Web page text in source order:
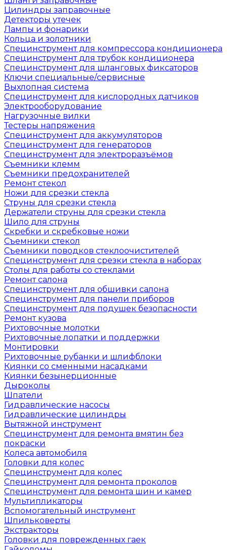
Цилиндры заправочные
Детекторы утечек
Лампы и фонарики
Кольца и золотники
Специнструмент для компрессора кондиционера
Специнструмент для трубок кондиционера
Специнструмент для шланговых фиксаторов
Ключи специальные/сервисные
Выхлопная система
Специнструмент для кислородных датчиков
Электрооборудование
Нагрузочные вилки
Тестеры напряжения
Специнструмент для аккумуляторов
Специнструмент для генераторов
Специнструмент для электроразъёмов
Съемники клемм
Съемники предохранителей
Ремонт стекол
Ножи для срезки стекла
Струны для срезки стекла
Держатели струны для срезки стекла
Шило для струны
Скребки и скребковые ножи
Съемники стекол
Съемники поводков стеклоочистителей
Специнструмент для срезки стекла в наборах
Столы для работы со стеклами
Ремонт салона
Специнструмент для обшивки салона
Специнструмент для панели приборов
Специнструмент для подушек безопасности
Ремонт кузова
Рихтовочные молотки
Рихтовочные лопатки и поддержки
Монтировки
Рихтовочные рубанки и шлифблоки
Киянки со сменными насадками
Киянки безынерционные
Дыроколы
Шпатели
Гидравлические насосы
Гидравлические цилиндры
Вытяжной инструмент
Специнструмент для ремонта вмятин без
покраски
Колеса автомобиля
Головки для колес
Специнструмент для колес
Специнструмент для ремонта проколов
Специнструмент для ремонта шин и камер
Мультипликаторы
Вспомогательный инструмент
Шпильковерты
Экстракторы
Головки для поврежденных гаек